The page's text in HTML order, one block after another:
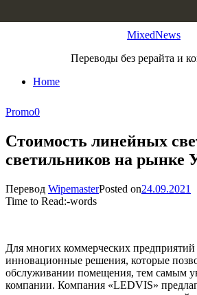
MixedNews
Переводы без рерайта и
Home
Promo0
Стоимость линейных
светильников на рынке
Перевод WipemasterPosted on24.09.2021
Time to Read:-words
Для многих коммерческих предприятий
инновационные решения, которые
обслуживании помещения, тем самым
компании. Компания «LEDVIS»